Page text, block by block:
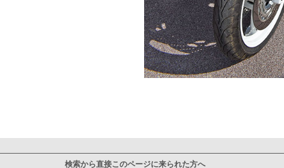
検索から直接このページに来られた方へ